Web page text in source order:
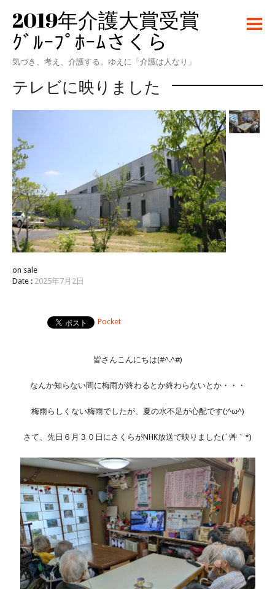
2019年介護大賞受賞
ｸﾞﾙｰﾌﾟﾎｰﾑさくら
気づき、考え、介護する。ゆえに「介護は人なり」
テレビに映りました
on sale
Date : 2025年7月2日
Pocket
皆さんこんにちは(#^.^#)
なんか知らない間に梅雨が終わるとか終わらないとか・・・
梅雨らしくない梅雨でしたが、夏の水不足が心配です(;^ω^)
さて、先日６月３０日にさくらがNHK放送で映りました(´艸｀*)